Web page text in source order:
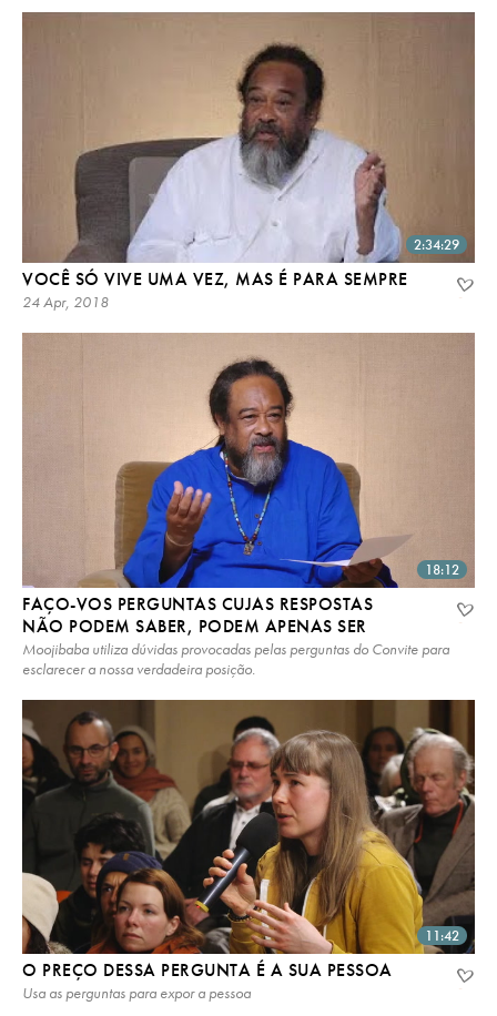
2:34:29
VOCÊ SÓ VIVE UMA VEZ, MAS É PARA SEMPRE
24 Apr, 2018
18:12
FAÇO-VOS PERGUNTAS CUJAS RESPOSTAS
NÃO PODEM SABER, PODEM APENAS SER
Moojibaba utiliza dúvidas provocadas pelas perguntas do Convite para
esclarecer a nossa verdadeira posição.
11:42
O PREÇO DESSA PERGUNTA É A SUA PESSOA
Usa as perguntas para expor a pessoa